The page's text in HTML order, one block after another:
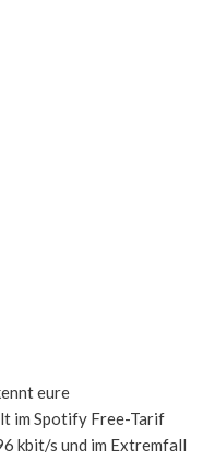
eure
im Spotify Free-Tarif
kbit/s und im Extremfall